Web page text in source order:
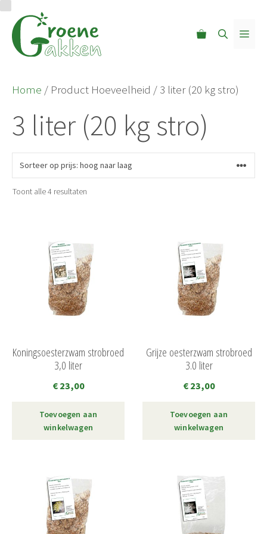
Ga
naar
Home / Product Hoeveelheid / 3 liter (20 kg stro)
3 liter (20 kg stro)
Toont alle 4 resultaten
naar
laag
Koningsoesterzwam strobroed
3,0 liter
€23,00
Toevoegen aan
winkelwagen
Grijze oesterzwam strobroed
3.0 liter
€23,00
Toevoegen aan
winkelwagen